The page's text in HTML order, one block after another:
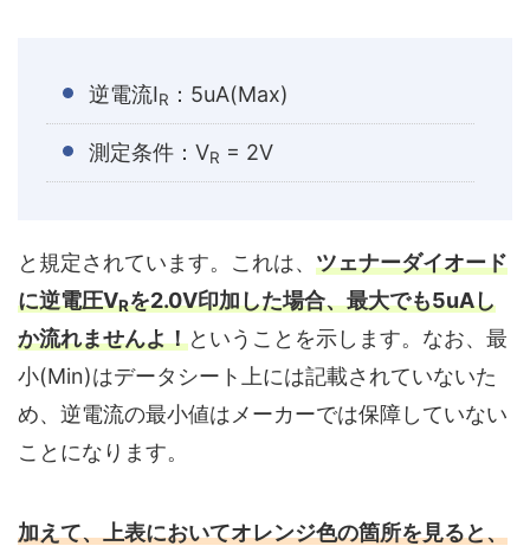
逆電流IR ：5uA(Max)
測定条件：VR = 2V
と規定されています。これは、 ツェナーダイオード
に逆電圧VRを2.0V印加した場合、最大でも5uAし
か流れませんよ！ということを示します。なお、最
小(Min)はデータシート上には記載されていないた
め、逆電流の最小値はメーカーでは保障していない
ことになります。
加えて、上表においてオレンジ色の箇所を見ると、